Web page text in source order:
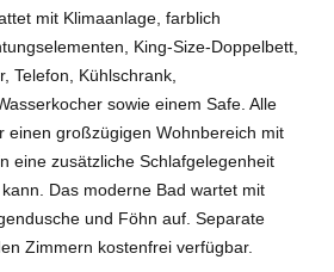
mit Klimaanlage, farblich
King-Size-Doppelbett,
Telefon, Kühlschrank,
sowie einem Safe. Alle
einen großzügigen Wohnbereich mit
eine zusätzliche Schlafgelegenheit
Das moderne Bad wartet mit
und Föhn auf. Separate
Zimmern kostenfrei verfügbar.